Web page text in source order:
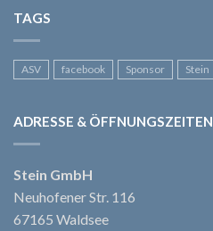
TAGS
ASV facebook Sponsor Stein
ADRESSE & ÖFFNUNGSZEITEN
Stein GmbH
Neuhofener Str. 116
67165 Waldsee